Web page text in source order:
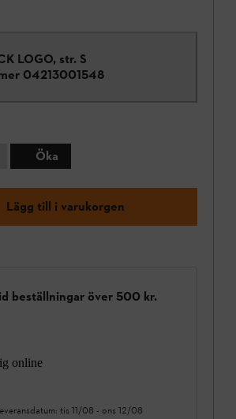
LOGO, str. S
04213001548
Öka
Lägg till i varukorgen
beställningar över 500 kr.
online
tis 11/08 - ons 12/08